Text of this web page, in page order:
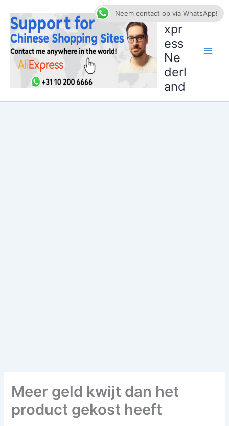
naar
inhoud
AliE
xpr
ess
Ne
derl
and
Meer geld kwijt dan het
product gekost heeft
Neem contact op via WhatsApp!